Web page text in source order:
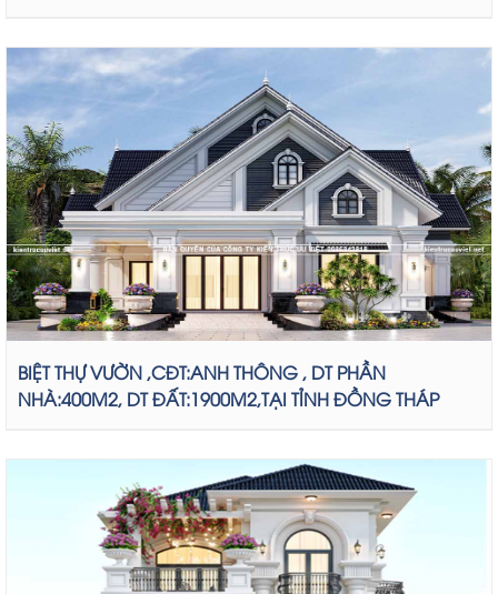
BIỆT THỰ VƯỜN ,CĐT:ANH THÔNG , DT PHẦN
NHÀ:400M2, DT ĐẤT:1900M2,TẠI TỈNH ĐỒNG THÁP